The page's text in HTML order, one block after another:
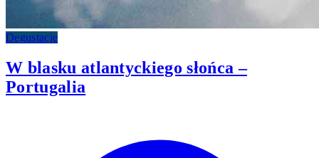
Degustacje
W blasku atlantyckiego słońca –
Portugalia